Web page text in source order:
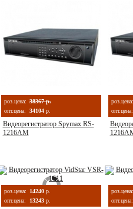
роз.цена: 38367 р.
опт.цена:
34104 р.
Видеорегистратор Spymax RS-
1216AM
роз.цена:
опт.цена:
роз.цена: 14240 р.
опт.цена:
13243 р.
роз.цена:
опт.цена: